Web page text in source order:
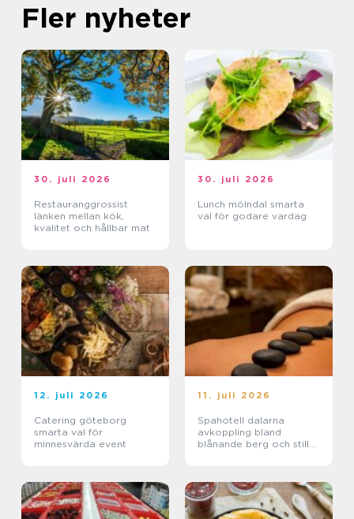
Fler nyheter
30. juli 2026
Restauranggrossist
länken mellan kök,
kvalitet och hållbar mat
30. juli 2026
Lunch mölndal smarta
val för godare vardag
12. juli 2026
Catering göteborg
smarta val för
minnesvärda event
11. juli 2026
Spahotell dalarna
avkoppling bland
blånande berg och stilla